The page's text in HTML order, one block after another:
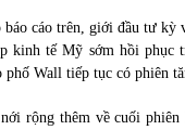
31/05/2022
vốn hóa
báo cáo trên, giới đầu tư kỳ
kinh tế Mỹ sớm hồi phục
Wall tiếp tục có phiên
rộng thêm về cuối